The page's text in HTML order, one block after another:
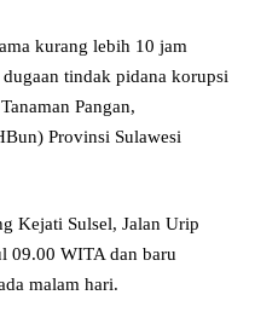
kurang lebih 10 jam
tindak pidana korupsi
Pangan,
Provinsi Sulawesi
Kejati Sulsel, Jalan Urip
09.00 WITA dan baru
malam hari.